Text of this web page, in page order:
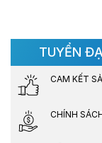
TUYỂN
CAM KẾT
CHÍNH